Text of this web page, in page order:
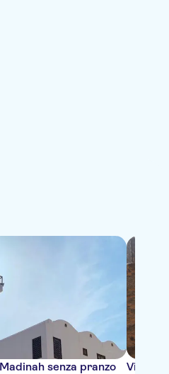
senza pranzo Visita